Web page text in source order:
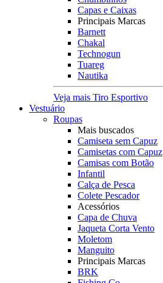
Capas e Caixas
Principais Marcas
Barnett
Chakal
Technogun
Tuareg
Nautika
Veja mais Tiro Esportivo
Vestuário
Roupas
Mais buscados
Camiseta sem Capuz
Camisetas com Capuz
Camisas com Botão
Infantil
Calça de Pesca
Colete Pescador
Acessórios
Capa de Chuva
Jaqueta Corta Vento
Moletom
Manguito
Principais Marcas
BRK